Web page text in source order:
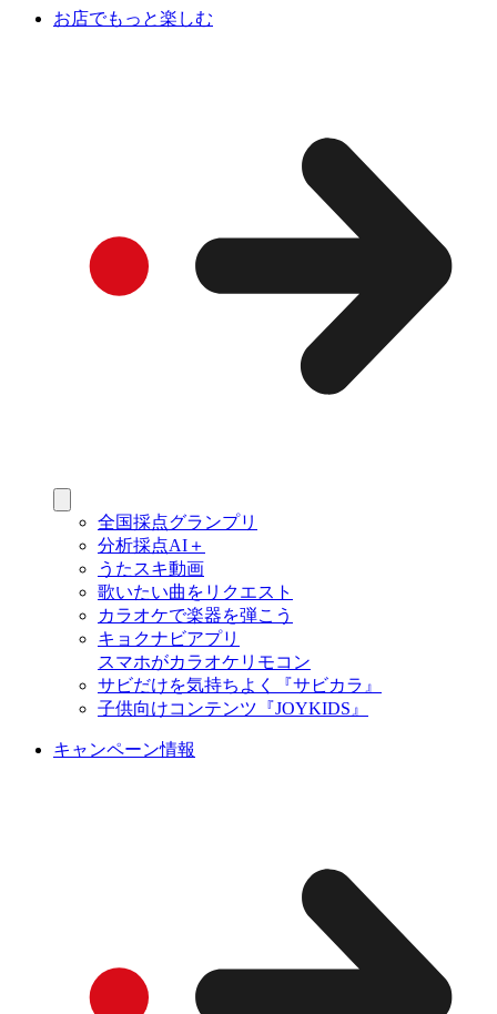
お店でもっと楽しむ
全国採点グランプリ
分析採点AI＋
うたスキ動画
歌いたい曲をリクエスト
カラオケで楽器を弾こう
キョクナビアプリ
スマホがカラオケリモコン
サビだけを気持ちよく『サビカラ』
子供向けコンテンツ『JOYKIDS』
キャンペーン情報